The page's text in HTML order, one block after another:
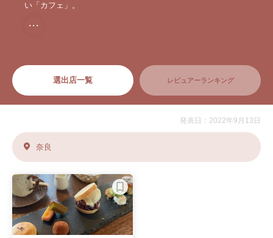
い「カフェ」。
・・・
選出店一覧 レビュアーランキング
発表日：2022年9月13日
奈良